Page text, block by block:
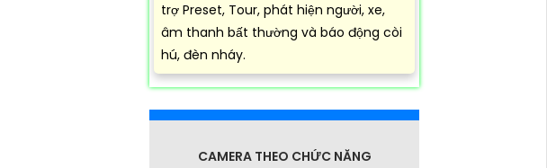
trợ Preset, Tour, phát hiện người, xe,
âm thanh bất thường và báo động còi
hú, đèn nháy.
CAMERA THEO CHỨC NĂNG